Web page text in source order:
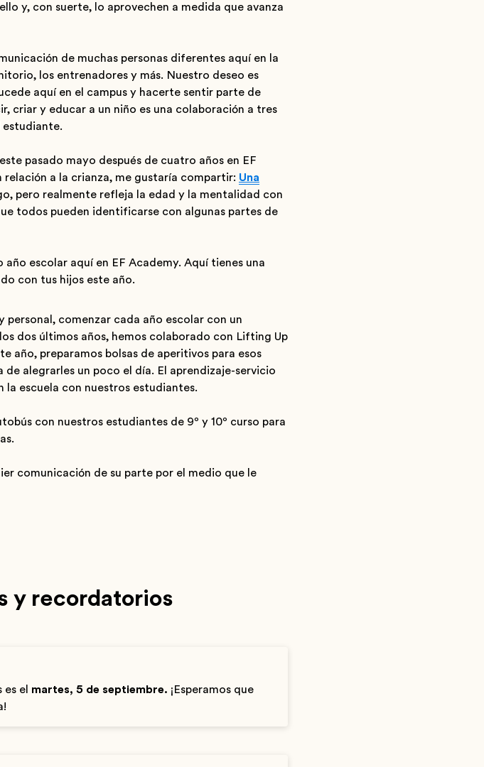
y, con suerte, lo aprovechen a medida que avanza
de muchas personas diferentes aquí en la
los entrenadores y más. Nuestro deseo es
aquí en el campus y hacerte sentir parte de
criar y educar a un niño es una colaboración a tres
estudiante.
pasado mayo después de cuatro años en EF
relación a la crianza, me gustaría compartir: Una
pero realmente refleja la edad y la mentalidad con
todos pueden identificarse con algunas partes de
escolar aquí en EF Academy. Aquí tienes una
con tus hijos este año.
comenzar cada año escolar con un
dos últimos años, hemos colaborado con Lifting Up
año, preparamos bolsas de aperitivos para esos
alegrarles un poco el día. El aprendizaje-servicio
la escuela con nuestros estudiantes.
con nuestros estudiantes de 9º y 10º curso para
comunicación de su parte por el medio que le
y recordatorios
el martes, 5 de septiembre. ¡Esperamos que